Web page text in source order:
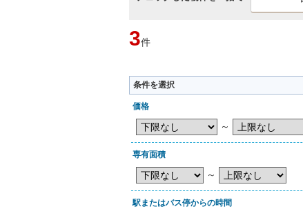
3件
条件を選択
価格
～
専有面積
～
駅またはバス停からの時間